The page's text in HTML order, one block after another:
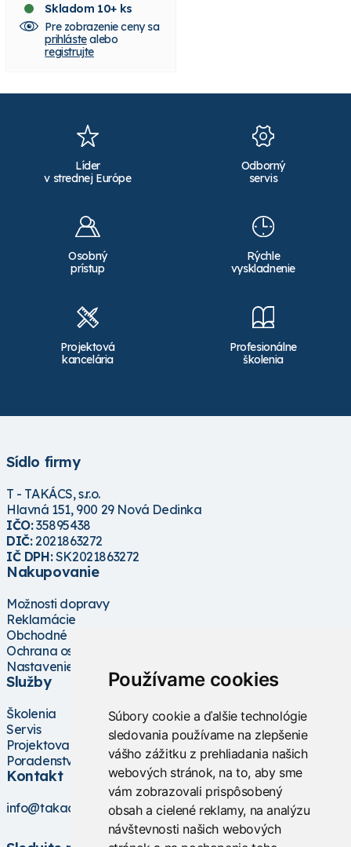
Používame cookies
Súbory cookie a ďalšie technológie
sledovania používame na zlepšenie
vášho zážitku z prehliadania našich
webových stránok, na to, aby sme
vám zobrazovali prispôsobený
obsah a cielené reklamy, na analýzu
návštevnosti našich webových
Skladom 10+ ks
Pre zobrazenie ceny sa
prihlástealebo
registrujte
Líder
v strednej Európe
Odborný
servis
Osobný
prístup
Rýchle
vyskladnenie
Projektová
kancelária
Profesionálne
školenia
Sídlo firmy
T - TAKÁCS, s.r.o.
Hlavná 151, 900 29 Nová Dedinka
IČO:35895438
DIČ:2021863272
IČ DPH:SK2021863272
Nakupovanie
Možnosti dopravy
Reklamácie
Obchodné podmienky
Ochrana osobných údajov
Nastavenie cookies
Služby
Školenia
Servis
Projektovanie
Poradenstvo
Kontakt
info@takacs.sk